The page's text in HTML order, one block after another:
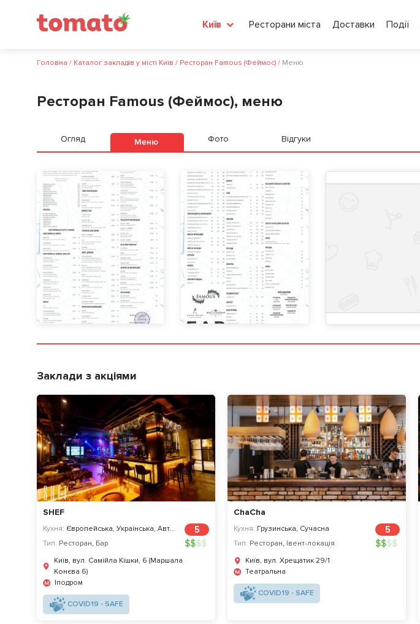
Київ Ресторани міста Доставки Події
Головна / Каталог закладів у місті Київ / Ресторан Famous (Феймос) / Меню
Ресторан Famous (Феймос), меню
Огляд Меню Фото Відгуки
Заклади з акціями
SHEF
Кухня: Європейська, Українська, Авторська
Тип: Ресторан, Бар
5
$$$$
Київ, вул. Самійла Кішки, 6 (Маршала
Конєва 6)
Іподром
COVID19 - SAFE
ChaCha
Кухня: Грузинська, Сучасна
Тип: Ресторан, Івент-локація
5
$$$$
Київ, вул. Хрещатик 29/1
Театральна
COVID19 - SAFE